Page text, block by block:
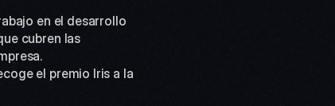
en el desarrollo
cubren las